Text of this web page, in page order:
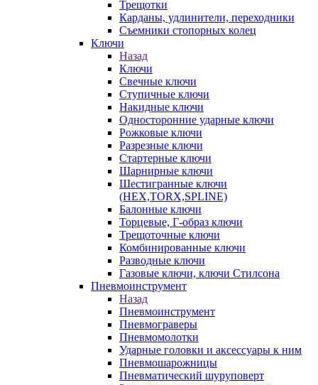
Трещотки
Карданы, удлинители, переходники
Съемники стопорных колец
Ключи
Назад
Ключи
Свечные ключи
Ступичные ключи
Накидные ключи
Односторонние ударные ключи
Рожковые ключи
Разрезные ключи
Стартерные ключи
Шарнирные ключи
Шестигранные ключи
(HEX,TORX,SPLINE)
Балонные ключи
Торцевые, Г-образ ключи
Трещоточные ключи
Комбинированные ключи
Разводные ключи
Газовые ключи, ключи Стилсона
Пневмоинструмент
Назад
Пневмоинструмент
Пневмограверы
Пневмомолотки
Ударные головки и аксессуары к ним
Пневмошарожницы
Пневматический шуруповерт